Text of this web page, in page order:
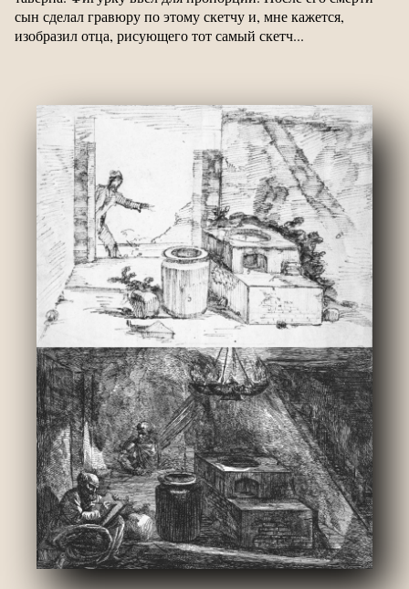
сын сделал гравюру по этому скетчу и, мне кажется,
изобразил отца, рисующего тот самый скетч...